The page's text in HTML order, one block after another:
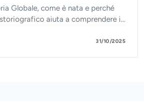
Globale, come è nata e perché
aiuta a comprendere il
31/10/2025